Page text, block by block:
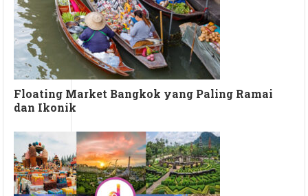
Floating Market Bangkok yang Paling Ramai
dan Ikonik